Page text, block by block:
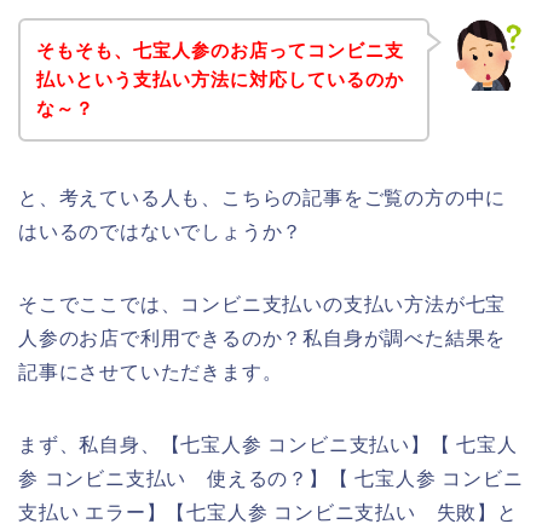
そもそも、七宝人参のお店ってコンビニ支
払いという支払い方法に対応しているのか
な～？
と、考えている人も、こちらの記事をご覧の方の中に
はいるのではないでしょうか？
そこでここでは、コンビニ支払いの支払い方法が七宝
人参のお店で利用できるのか？私自身が調べた結果を
記事にさせていただきます。
まず、私自身、【七宝人参 コンビニ支払い】【 七宝人
参 コンビニ支払い 使えるの？】【 七宝人参 コンビニ
支払い エラー】【七宝人参 コンビニ支払い 失敗】と